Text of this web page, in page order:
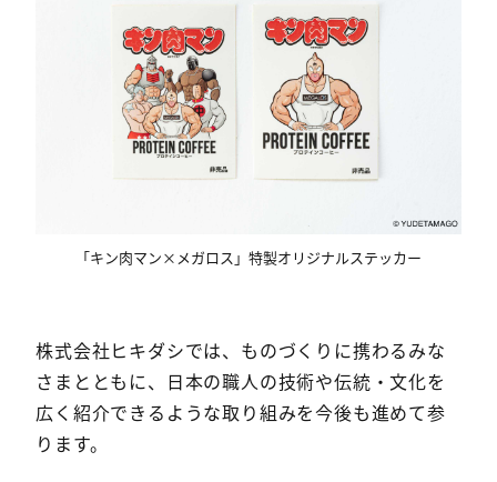
「キン肉マン×メガロス」特製オリジナルステッカー
株式会社ヒキダシでは、ものづくりに携わるみな
さまとともに、日本の職人の技術や伝統・文化を
広く紹介できるような取り組みを今後も進めて参
ります。